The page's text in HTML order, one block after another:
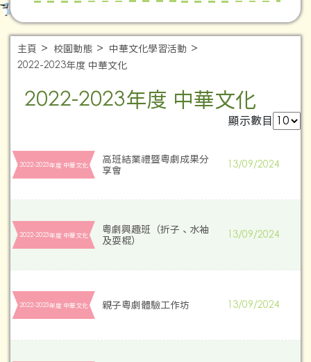
主頁 校園動態
中華文化學習活動
2022-2023年度 中華文化
2022-2023年度 中華文化
顯示數目
2022-2023年度 中華文化
高班結業禮暨粵劇成果分
享會
13/09/2024
2022-2023年度 中華文化
粵劇興趣班（折子、水袖
及耍棍）
13/09/2024
2022-2023年度 中華文化 親子粵劇體驗工作坊 13/09/2024